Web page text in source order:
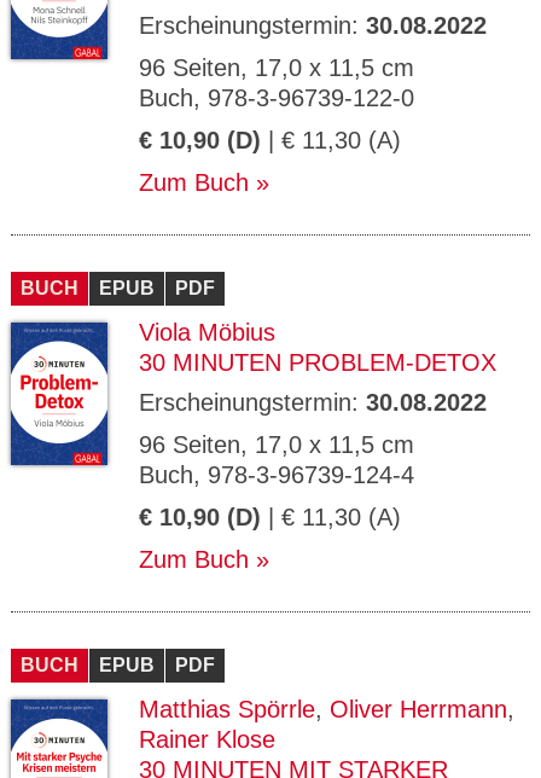
Erscheinungstermin: 30.08.2022
96 Seiten, 17,0 x 11,5 cm
Buch, 978-3-96739-122-0
€ 10,90 (D) | € 11,30 (A)
Zum Buch
BUCH EPUB PDF
Viola Möbius
30 MINUTEN PROBLEM-DETOX
Erscheinungstermin: 30.08.2022
96 Seiten, 17,0 x 11,5 cm
Buch, 978-3-96739-124-4
€ 10,90 (D) | € 11,30 (A)
Zum Buch
BUCH EPUB PDF
Matthias Spörrle, Oliver Herrmann,
Rainer Klose
30 MINUTEN MIT STARKER